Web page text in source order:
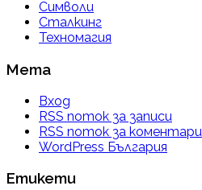
Символи
Сталкинг
Техномагия
Мета
Вход
RSS поток за записи
RSS поток за коментари
WordPress България
Етикети